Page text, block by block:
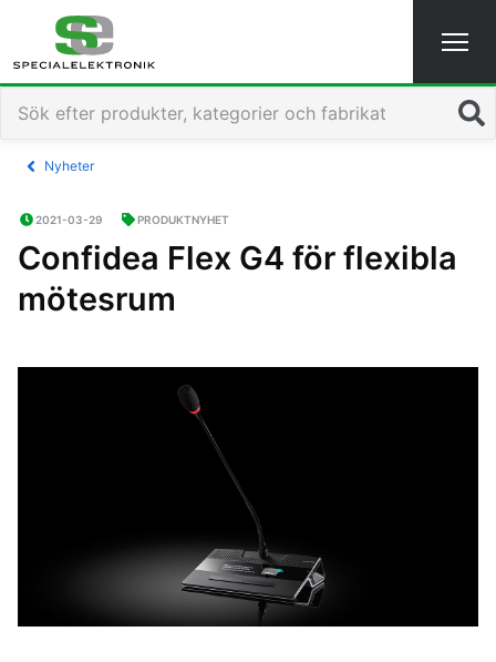
Sök
Nyheter
2021-03-29 PRODUKTNYHET
Confidea Flex G4 för flexibla
mötesrum